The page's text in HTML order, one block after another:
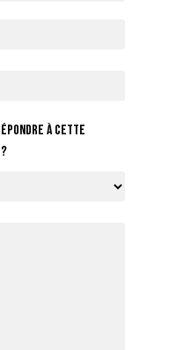
à cette